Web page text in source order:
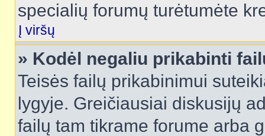
specialių forumų turėtumėte
Į viršų
» Kodėl negaliu prikabinti
Teisės failų prikabinimui
lygyje. Greičiausiai diskusijų
failų tam tikrame forume arba